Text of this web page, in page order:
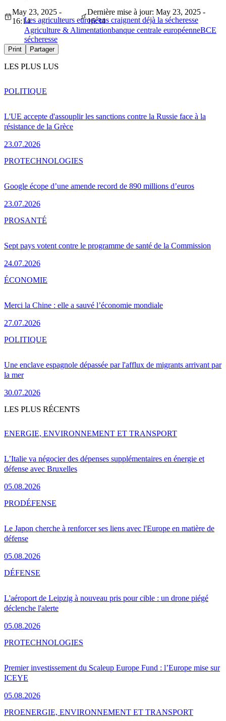
Les agriculteurs européens craignent déjà la sécheresse
May 23, 2025 -
16:14
Dernière mise à jour: May 23, 2025 -
16:34
Agriculture & Alimentationbanque centrale européenneBCE
sécheresse
Print Partager
LES PLUS LUS
L'UE accepte d'assouplir les sanctions contre la Russie face à la
résistance de la Grèce
23.07.2026
POLITIQUE
Google écope d’une amende record de 890 millions d’euros
23.07.2026
PROTECHNOLOGIES
Sept pays votent contre le programme de santé de la Commission
24.07.2026
PROSANTÉ
Merci la Chine : elle a sauvé l’économie mondiale
27.07.2026
ÉCONOMIE
Une enclave espagnole dépassée par l'afflux de migrants arrivant par
la mer
30.07.2026
POLITIQUE
LES PLUS RÉCENTS
L’Italie va négocier des dépenses supplémentaires en énergie et
défense avec Bruxelles
05.08.2026
ENERGIE, ENVIRONNEMENT ET TRANSPORT
Le Japon cherche à renforcer ses liens avec l'Europe en matière de
défense
05.08.2026
PRODÉFENSE
L'aéroport de Leipzig à nouveau pris pour cible : un drone piégé
déclenche l'alerte
05.08.2026
DÉFENSE
Premier investissement du Scaleup Europe Fund : l’Europe mise sur
ICEYE
05.08.2026
PROTECHNOLOGIES
PROENERGIE, ENVIRONNEMENT ET TRANSPORT